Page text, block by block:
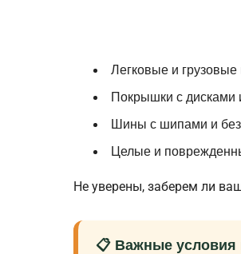
Легковые и
Покрышки с дисками
Шины с шипами и без
Целые и
Не уверены, заберем ли
📋 Важные условия